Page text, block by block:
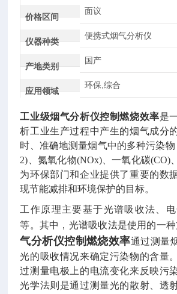
价格区间
面议
仪器种类
便携式烟气分析仪
产地类别
国产
应用领域
环保,综合
工业级烟气分析仪控制燃烧效率是
析工业生产过程中产生的烟气成分
时、准确地测量烟气中的多种污染
2)、氮氧化物(NOx)、一氧化碳(CO)
为环保部门和企业提供了重要的数
现节能减排和环境保护的目标。
工作原理主要基于光谱吸收法、
等。其中，光谱吸收法是使用的一种
气分析仪控制燃烧效率通过测量
光的吸收情况来确定污染物的含量
过测量电极上的电流变化来反映污
光学法则是通过测量光的散射、透